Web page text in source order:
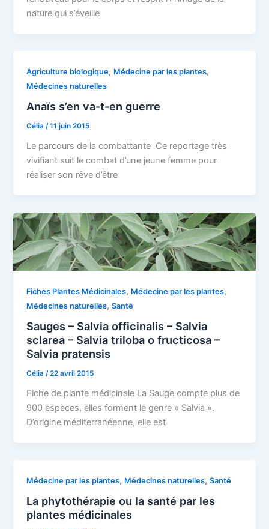
nature qui s’éveille
Agriculture biologique, Médecine par les plantes,
Médecines naturelles
Anaïs s’en va-t-en guerre
Célia/11 juin 2015
Le parcours de la combattante Ce reportage très
vivifiant suit le combat d’une jeune femme pour
réaliser son rêve d’être
Fiches Plantes Médicinales, Médecine par les plantes,
Médecines naturelles,Santé
Sauges – Salvia officinalis – Salvia
sclarea – Salvia triloba o fructicosa –
Salvia pratensis
Célia/22 avril 2015
Fiche de plante médicinale La Sauge compte plus de
900 espèces, elles forment le genre « Salvia ».
D’origine méditerranéenne, elle est
Médecine par les plantes, Médecines naturelles,Santé
La phytothérapie ou la santé par les
plantes médicinales